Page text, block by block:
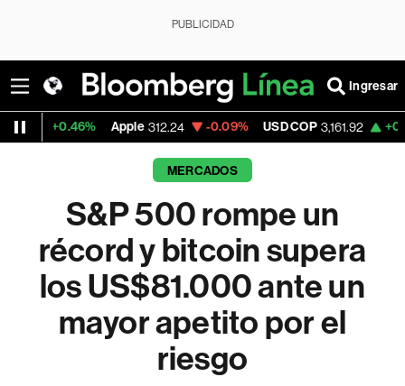
PUBLICIDAD
Ingresar
Apple 312.24 -0.09% USD COP 3,161.92 +0.08% Tesla
MERCADOS
S&P 500 rompe un
récord y bitcoin supera
los US$81.000 ante un
mayor apetito por el
riesgo